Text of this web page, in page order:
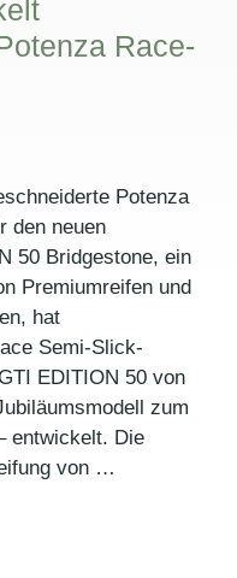
Race-
Potenza
den neuen
50 Bridgestone, ein
Premiumreifen und
hat
Semi-Slick-
EDITION 50 von
zum
entwickelt. Die
von …